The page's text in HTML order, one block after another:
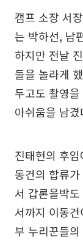
캠프 소장 서
는 박하선, 남
하지만 전날
들을 놀라게
두고도 촬영
아쉬움을 남겼
진태현의 후
동건의 합류
서 갑론을박
서까지 이동
부 누리꾼들